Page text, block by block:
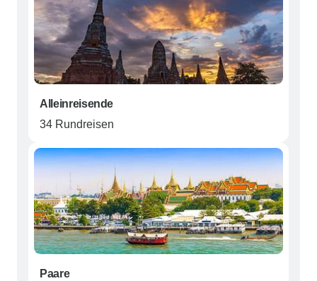
Alleinreisende
34 Rundreisen
Paare